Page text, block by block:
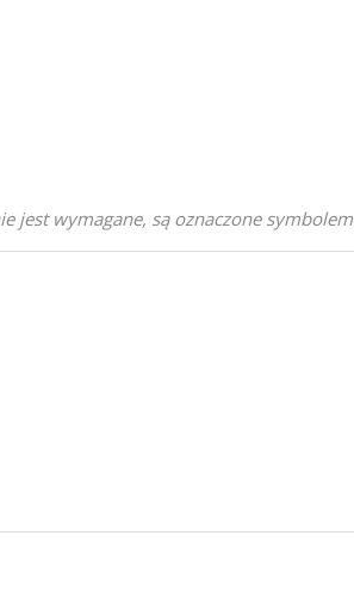
jest wymagane, są oznaczone symbolem